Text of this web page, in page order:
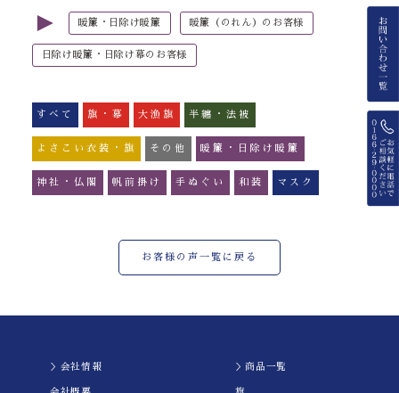
► 暖簾・日除け暖簾 暖簾（のれん）のお客様
日除け暖簾・日除け幕のお客様
すべて 旗・幕 大漁旗 半纏・法被
よさこい衣装・旗 その他 暖簾・日除け暖簾
神社・仏閣 帆前掛け 手ぬぐい 和装 マスク
お客様の声一覧に戻る
＞会社情報 ＞商品一覧